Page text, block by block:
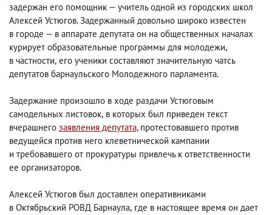
задержан его помощник — учитель одной из городских школ
Алексей Устюгов. Задержанный довольно широко известен
в городе — в аппарате депутата он на общественных началах
курирует образовательные программы для молодежи,
в частности, его ученики составляют значительную чатсь
депутатов барнаульского Молодежного парламента.
Задержание произошло в ходе раздачи Устюговым
самодельных листовок, в которых был приведен текст
вчерашнего заявления депутата,протестовавшего против
ведущейся против него клеветнической кампании
и требовавшего от прокуратуры привлечь к ответственности
ее организаторов.
Алексей Устюгов был доставлен оперативниками
в Октябрьский РОВД Барнаула, где в настоящее время он дает